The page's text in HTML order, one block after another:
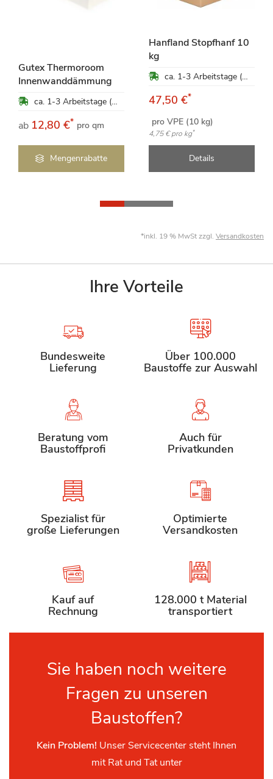
Gutex Thermoroom
Innenwanddämmung
ca. 1-3 Arbeitstage (Mo-Fr)
ab 12,80 €* pro qm
Mengenrabatte
Hanfland Stopfhanf 10
kg
ca. 1-3 Arbeitstage (Mo-Fr)
47,50 €*
pro VPE (10 kg)
4,75 €pro kg*
Details
*inkl. 19 % MwSt zzgl. Versandkosten
Ihre Vorteile
Bundesweite
Lieferung
Über 100.000
Baustoffe zur Auswahl
Beratung vom
Baustoffprofi
Auch für
Privatkunden
Spezialist für
große Lieferungen
Optimierte
Versandkosten
Kauf auf
Rechnung
128.000 t Material
transportiert
Sie haben noch weitere
Fragen zu unseren
Baustoffen?
Kein Problem! Unser Servicecenter steht Ihnen
mit Rat und Tat unter